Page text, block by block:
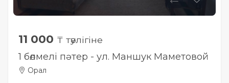
11 000 ₸ тәулігіне
1 бөлмелі пәтер - ул. Маншук Маметовой
Орал